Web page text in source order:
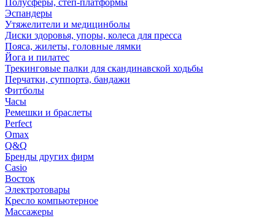
Полусферы, степ-платформы
Эспандеры
Утяжелители и медицинболы
Диски здоровья, упоры, колеса для пресса
Пояса, жилеты, головные лямки
Йога и пилатес
Трекинговые палки для скандинавской ходьбы
Перчатки, суппорта, бандажи
Фитболы
Часы
Ремешки и браслеты
Perfect
Omax
Q&Q
Бренды других фирм
Casio
Восток
Электротовары
Кресло компьютерное
Массажеры